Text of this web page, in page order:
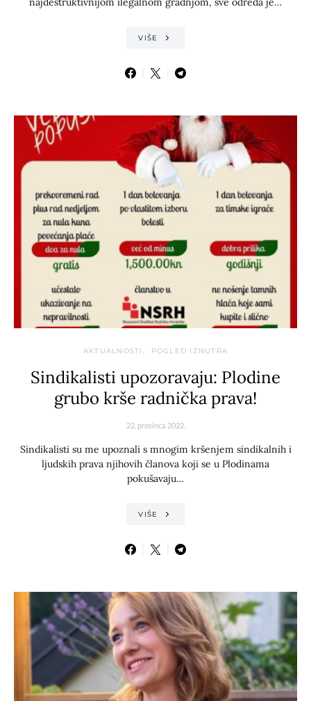
VIŠE
AKTUALNOSTI POGLED IZNUTRA
Sindikalisti upozoravaju: Plodine
grubo krše radnička prava!
22. prosinca 2022.
Sindikalisti su me upoznali s mnogim kršenjem sindikalnih i
ljudskih prava njihovih članova koji se u Plodinama
pokušavaju…
VIŠE